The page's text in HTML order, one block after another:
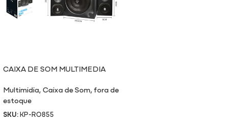
CAIXA DE SOM MULTIMEDIA
Multimidia,Caixa de Som,fora de
estoque
SKU:KP-RO855